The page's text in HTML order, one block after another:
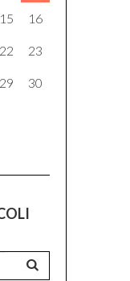
15 16
22 23
29 30